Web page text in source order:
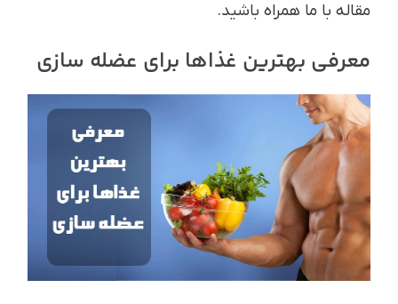
مقاله با ما همراه باشید.
معرفی بهترین غذاها برای عضله سازی